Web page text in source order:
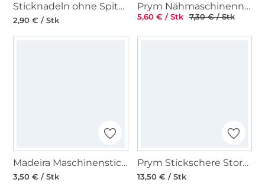
Sticknadeln ohne Spitze, No. 18-22
2,90 € / Stk
Prym Nähmaschinennadeln Gold-Sticken 75-90
5,60 € / Stk 7,30 € / Stk
Madeira Maschinensticknadeln Wool Lana 110
3,50 € / Stk
Prym Stickschere Storch
13,50 € / Stk